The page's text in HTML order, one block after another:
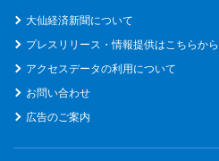
大仙経済新聞について
プレスリリース・情報提供はこちらから
アクセスデータの利用について
お問い合わせ
広告のご案内